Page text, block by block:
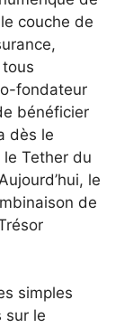
couche de
tous
fondateur
bénéficier
dès le
Tether du
le
de
simples
sur le